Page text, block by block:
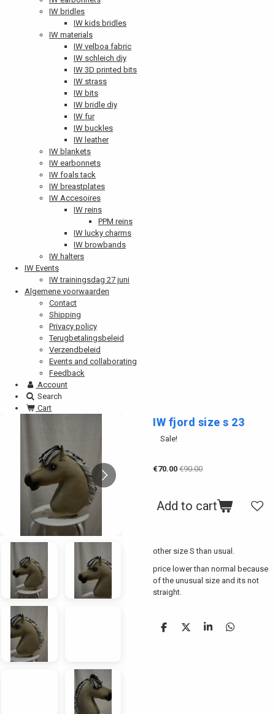
IW bridles
IW kids bridles
IW materials
IW velboa fabric
IW schleich diy
IW 3D printed bits
IW strass
IW bits
IW bridle diy
IW fur
IW buckles
IW leather
IW blankets
IW earbonnets
IW foals tack
IW breastplates
IW Accesoires
IW reins
PPM reins
IW lucky charms
IW browbands
IW halters
IW Events
IW trainingsdag 27 juni
Algemene voorwaarden
Contact
Shipping
Privacy policy
Terugbetalingsbeleid
Verzendbeleid
Events and collaborating
Feedback
Account
Search
Cart
IW fjord size s 23
Sale!
€70.00 €90.00
Add to cart
other size S than usual.
price lower than normal because
of the unusual size and its not
straight.
S
S
S
S